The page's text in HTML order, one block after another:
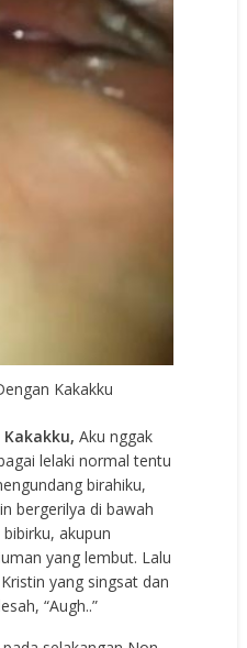
Kakakku
Aku nggak
lelaki normal tentu
birahiku,
bergerilya di bawah
akupun
yang lembut. Lalu
yang singsat dan
“Augh..”